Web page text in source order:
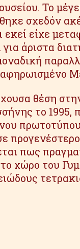
Το
σχεδόν
εκεί είχε
άριστα
θέση
το 1995,
πως
χώρο του